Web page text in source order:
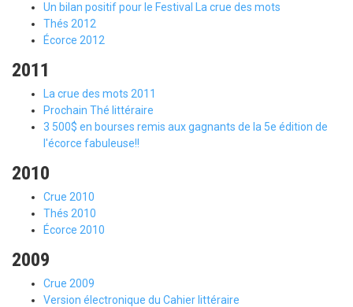
Un bilan positif pour le Festival La crue des mots
Thés 2012
Écorce 2012
2011
La crue des mots 2011
Prochain Thé littéraire
3 500$ en bourses remis aux gagnants de la 5e édition de
l'écorce fabuleuse!!
2010
Crue 2010
Thés 2010
Écorce 2010
2009
Crue 2009
Version électronique du Cahier littéraire